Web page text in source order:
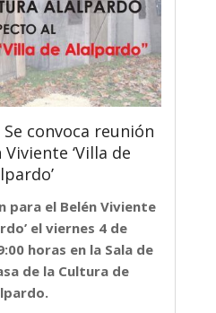
convoca reunión
‘Villa de
para el Belén Viviente
el viernes 4 de
horas en la Sala de
de la Cultura de